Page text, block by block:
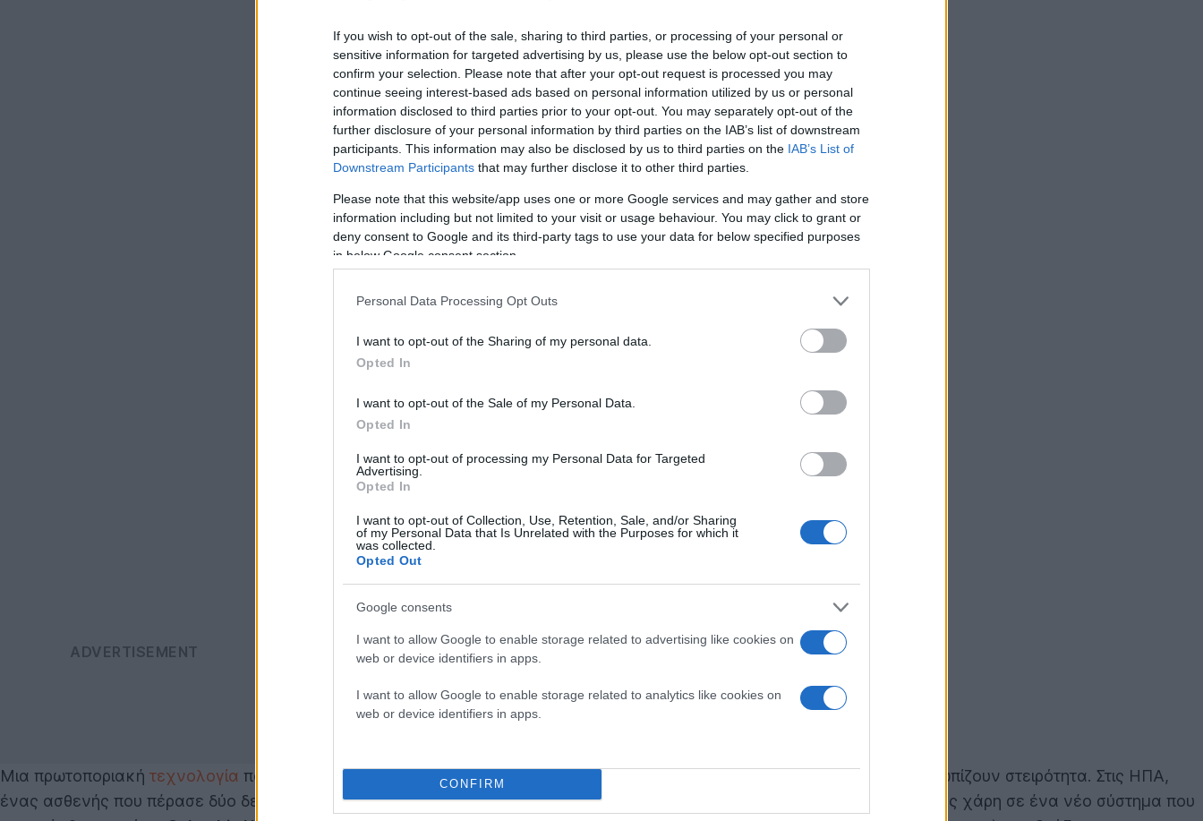
If you wish to opt-out of the sale, sharing to third parties, or processing of your personal or
sensitive information for targeted advertising by us, please use the below opt-out section to
confirm your selection. Please note that after your opt-out request is processed you may
continue seeing interest-based ads based on personal information utilized by us or personal
information disclosed to third parties prior to your opt-out. You may separately opt-out of the
further disclosure of your personal information by third parties on the IAB’s list of downstream
participants. This information may also be disclosed by us to third parties on the IAB’s List of
Downstream Participants that may further disclose it to other third parties.
Please note that this website/app uses one or more Google services and may gather and store
information including but not limited to your visit or usage behaviour. You may click to grant or
deny consent to Google and its third-party tags to use your data for below specified purposes
in below Google consent section.
Personal Data Processing Opt Outs
I want to opt-out of the Sharing of my personal data.
Opted In
I want to opt-out of the Sale of my Personal Data.
Opted In
I want to opt-out of processing my Personal Data for Targeted
Advertising.
Opted In
I want to opt-out of Collection, Use, Retention, Sale, and/or Sharing
of my Personal Data that Is Unrelated with the Purposes for which it
was collected.
Opted Out
Google consents
I want to allow Google to enable storage related to advertising like cookies on
web or device identifiers in apps.
I want to allow Google to enable storage related to analytics like cookies on
web or device identifiers in apps.
CONFIRM
Μια πρωτοποριακή τεχνολογία που βασίζεται στην τεχνητή νοημοσύνη έδωσε ελπίδα σε εκατομμύρια άνδρες που αντιμετωπίζουν στειρότητα. Στις ΗΠΑ,
ένας ασθενής που πέρασε δύο δεκαετίες προσπαθώντας ανεπιτυχώς να αποκτήσει παιδί κατάφερε τελικά να γίνει πατέρας χάρη σε ένα νέο σύστημα που